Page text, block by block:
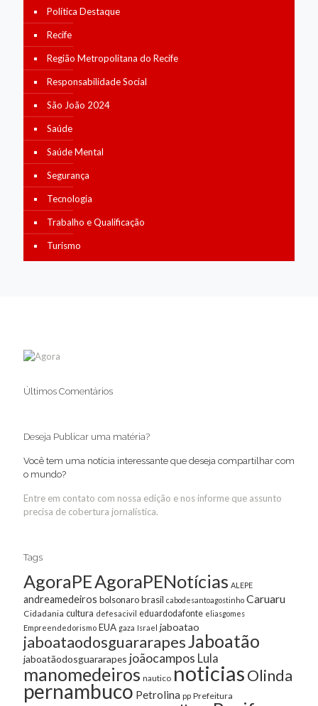
Política Destaque
Recife
Região Metropolitana do Recife
Responsabilidade Social
São João 2024
Saúde
Saúde Mental
Segurança
Tecnologia
Trabalho e Qualificação
Turismo
Últimos Comentários
Deseja Publicar uma matéria?
Você tem uma notícia interessante que deseja compartilhar com
o mundo?
Entre em contato com nossa edição e nos informe que assunto
precisa de cobertura jornalística.
Tags
AgoraPEAgoraPENotícias ALEPE
andreamedeiros bolsonarobrasil cabodesantoagostinho Caruaru
Cidadania cultura defesacivil eduardodafonte eliasgomes
Empreendedorismo EUA gaza Israel jaboatao
jaboataodosguararapesJaboatão
jaboatãodosguararapes joãocampos Lula
manomedeiros nautico noticiasOlinda
pernambuco Petrolina pp Prefeitura